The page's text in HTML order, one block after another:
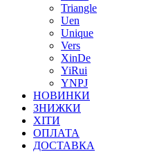
Triangle
Uen
Unique
Vers
XinDe
YiRui
YNPJ
НОВИНКИ
ЗНИЖКИ
ХІТИ
ОПЛАТА
ДОСТАВКА